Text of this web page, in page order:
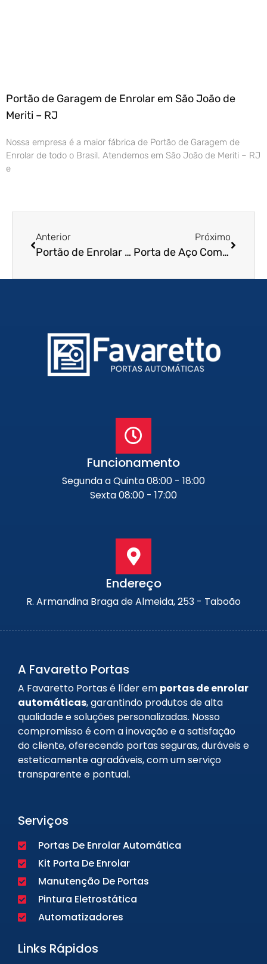
Portão de Garagem de Enrolar em São João de
Meriti – RJ
Nossa empresa é a maior fábrica de Portão de Garagem de
Enrolar de todo o Brasil. Atendemos em São João de Meriti – RJ
e
Anterior
Portão de Enrolar Residencial em Vitória – ES
Próximo
Porta de Aço Comercial em Embu – SP
Funcionamento
Segunda a Quinta 08:00 - 18:00
Sexta 08:00 - 17:00
Endereço
R. Armandina Braga de Almeida, 253 - Taboão
A Favaretto Portas
A Favaretto Portas é líder em portas de enrolar
automáticas, garantindo produtos de alta
qualidade e soluções personalizadas. Nosso
compromisso é com a inovação e a satisfação
do cliente, oferecendo portas seguras, duráveis e
esteticamente agradáveis, com um serviço
transparente e pontual.
Serviços
Portas De Enrolar Automática
Kit Porta De Enrolar
Manutenção De Portas
Pintura Eletrostática
Automatizadores
Links Rápidos